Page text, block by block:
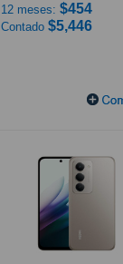
12 meses: $454
Contado $5,446